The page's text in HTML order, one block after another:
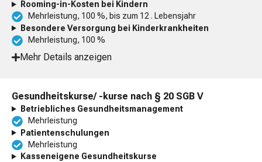
Rooming-in-Kosten bei Kindern
Mehrleistung, 100 %, bis zum 12 . Lebensjahr
Besondere Versorgung bei Kinderkrankheiten
Mehrleistung, 100 %
Mehr Details anzeigen
Gesundheitskurse/ -kurse nach § 20 SGB V
Betriebliches Gesundheitsmanagement
Mehrleistung
Patientenschulungen
Mehrleistung
Kasseneigene Gesundheitskurse